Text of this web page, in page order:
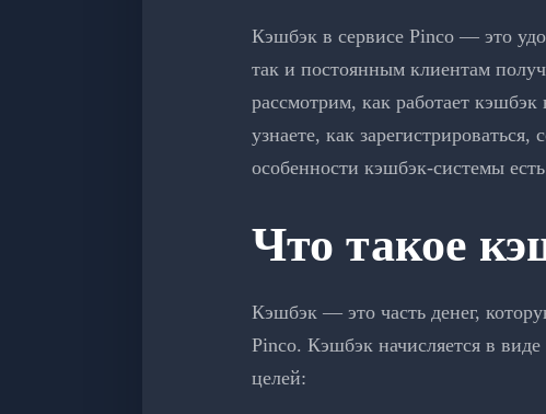
Кэшбэк в сервисе Pinco — это
так и постоянным клиентам
рассмотрим, как работает
узнаете, как
особенности кэшбэк-системы
Что такое
Кэшбэк — это часть денег,
Pinco. Кэшбэк начисляется в
целей: